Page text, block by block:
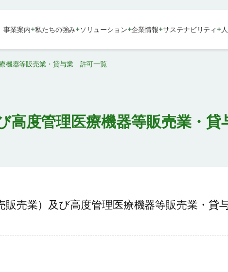
事業案内+私たちの強み+ソリューション+企業情報+サステナビリティ +
機器等販売業・貸与業 許可一覧
高度管理医療機器等販売業・
販売業）及び高度管理医療機器等販売業・